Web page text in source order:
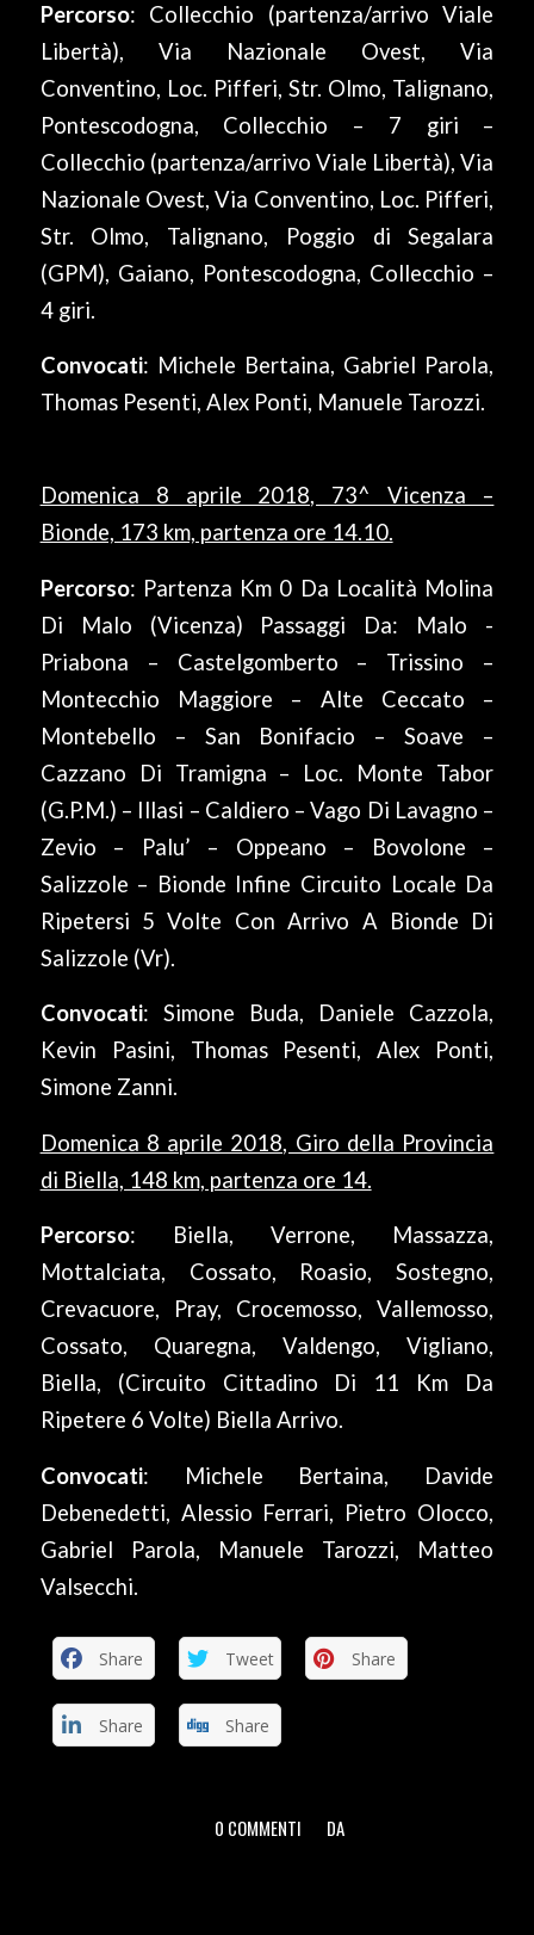
Percorso: Collecchio (partenza/arrivo Viale
Libertà), Via Nazionale Ovest, Via
Conventino, Loc. Pifferi, Str. Olmo, Talignano,
Pontescodogna, Collecchio – 7 giri –
Collecchio (partenza/arrivo Viale Libertà), Via
Nazionale Ovest, Via Conventino, Loc. Pifferi,
Str. Olmo, Talignano, Poggio di Segalara
(GPM), Gaiano, Pontescodogna, Collecchio –
4 giri.
Convocati: Michele Bertaina, Gabriel Parola,
Thomas Pesenti, Alex Ponti, Manuele Tarozzi.
Domenica 8 aprile 2018, 73^ Vicenza –
Bionde, 173 km, partenza ore 14.10.
Percorso: Partenza Km 0 Da Località Molina
Di Malo (Vicenza) Passaggi Da: Malo -
Priabona – Castelgomberto – Trissino –
Montecchio Maggiore – Alte Ceccato –
Montebello – San Bonifacio – Soave –
Cazzano Di Tramigna – Loc. Monte Tabor
(G.P.M.) – Illasi – Caldiero – Vago Di Lavagno –
Zevio – Palu’ – Oppeano – Bovolone –
Salizzole – Bionde Infine Circuito Locale Da
Ripetersi 5 Volte Con Arrivo A Bionde Di
Salizzole (Vr).
Convocati: Simone Buda, Daniele Cazzola,
Kevin Pasini, Thomas Pesenti, Alex Ponti,
Simone Zanni.
Domenica 8 aprile 2018, Giro della Provincia
di Biella, 148 km, partenza ore 14.
Percorso: Biella, Verrone, Massazza,
Mottalciata, Cossato, Roasio, Sostegno,
Crevacuore, Pray, Crocemosso, Vallemosso,
Cossato, Quaregna, Valdengo, Vigliano,
Biella, (Circuito Cittadino Di 11 Km Da
Ripetere 6 Volte) Biella Arrivo.
Convocati: Michele Bertaina, Davide
Debenedetti, Alessio Ferrari, Pietro Olocco,
Gabriel Parola, Manuele Tarozzi, Matteo
Valsecchi.
Share Tweet Share
Share Share
0 COMMENTI
/ DA